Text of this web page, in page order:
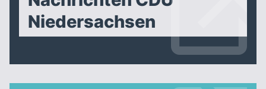
Niedersachsen